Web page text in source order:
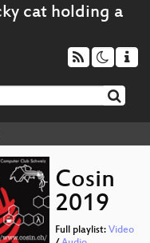
Cosin
2019
Full playlist: Video